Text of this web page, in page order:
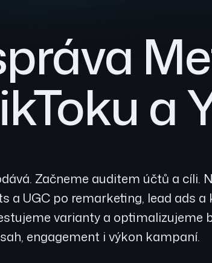
a
Začneme auditem účtů a cíli.
a UGC po remarketing, lead ads
varianty a optimalizujeme
engagement i výkon kampaní.